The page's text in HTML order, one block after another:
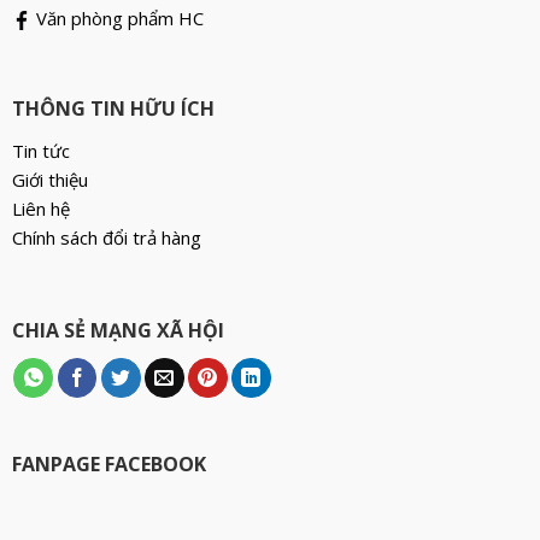
Văn phòng phẩm HC
THÔNG TIN HỮU ÍCH
Tin tức
Giới thiệu
Liên hệ
Chính sách đổi trả hàng
CHIA SẺ MẠNG XÃ HỘI
FANPAGE FACEBOOK